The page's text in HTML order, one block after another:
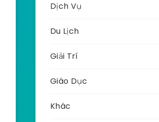
Dịch Vụ
Du Lịch
Giải Trí
Giáo Dục
Khác